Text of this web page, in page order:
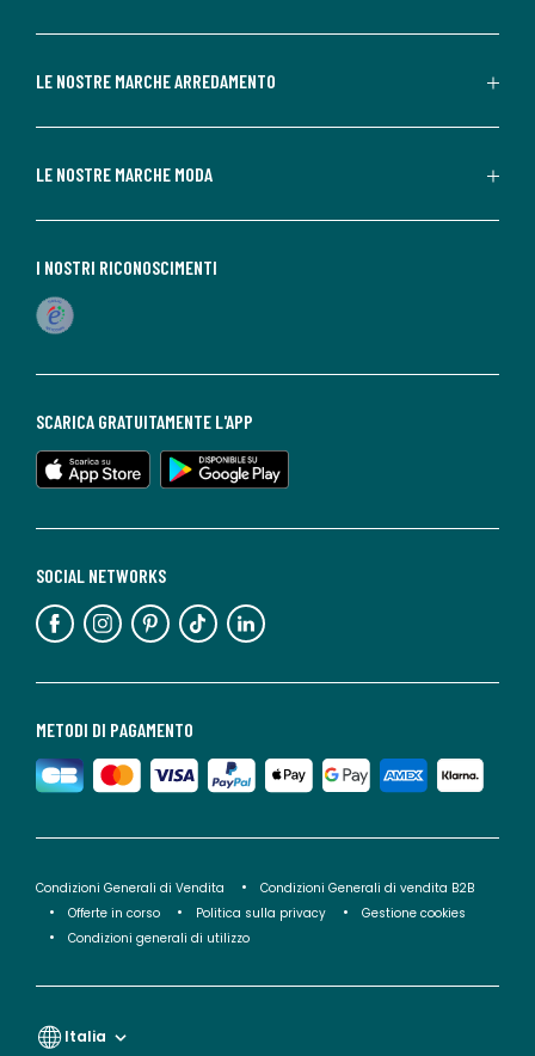
LE NOSTRE MARCHE ARREDAMENTO
LE NOSTRE MARCHE MODA
METODI DI PAGAMENTO
SOCIAL NETWORKS
SCARICA GRATUITAMENTE L'APP
I NOSTRI RICONOSCIMENTI
Condizioni Generali di Vendita
Condizioni Generali di vendita B2B
Offerte in corso
Politica sulla privacy
Gestione cookies
Condizioni generali di utilizzo
Italia